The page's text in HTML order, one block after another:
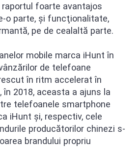
foarte avantajos
o parte, şi funcţionalitate,
pe de cealaltă parte.
mobile marca iHunt în
de telefoane
în ritm accelerat în
în 2018, aceasta a ajuns la
telefoanele smartphone
iHunt și, respectiv, cele
producătorilor chinezi s-
brandului propriu